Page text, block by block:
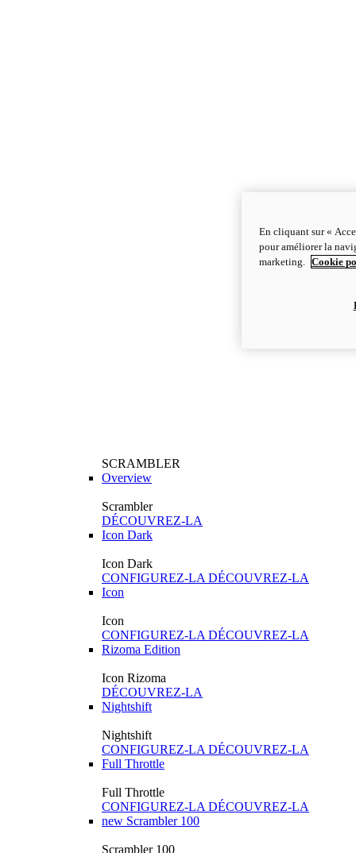
SCRAMBLER
Overview
Scrambler
DÉCOUVREZ-LA
Icon Dark
Icon Dark
CONFIGUREZ-LA DÉCOUVREZ-LA
Icon
Icon
CONFIGUREZ-LA DÉCOUVREZ-LA
Rizoma Edition
Icon Rizoma
DÉCOUVREZ-LA
Nightshift
Nightshift
CONFIGUREZ-LA DÉCOUVREZ-LA
Full Throttle
Full Throttle
CONFIGUREZ-LA DÉCOUVREZ-LA
new Scrambler 100
Scrambler 100
En cliquant sur «
pour améliorer la
marketing.
Cookie